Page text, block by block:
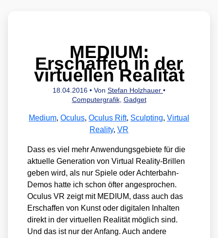
MEDIUM:
Erschaffen in der
virtuellen Realität
18.04.2016 • Von Stefan Holzhauer •
Computergrafik, Gadget
Medium, Oculus, Oculus Rift, Sculpting, Virtual
Reality, VR
Dass es viel mehr Anwen­dungs­ge­bie­te für die
aktu­el­le Gene­ra­ti­on von Vir­tu­al Rea­li­ty-Bril­len
geben wird, als nur Spie­le oder Ach­ter­bahn-
Demos hat­te ich schon öfter ange­spro­chen.
Ocu­lus VR zeigt mit MEDIUM, dass auch das
Erschaf­fen von Kunst oder digi­ta­len Inhal­ten
direkt in der vir­tu­el­len Rea­li­tät mög­lich sind.
Und das ist nur der Anfang. Auch ande­re